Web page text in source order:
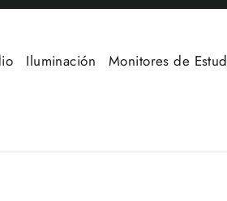
Iluminación Monitores de